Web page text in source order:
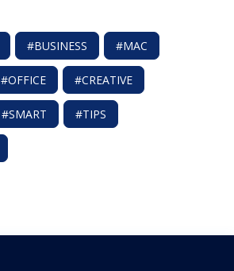
#BUSINESS #MAC
#OFFICE #CREATIVE
#SMART #TIPS